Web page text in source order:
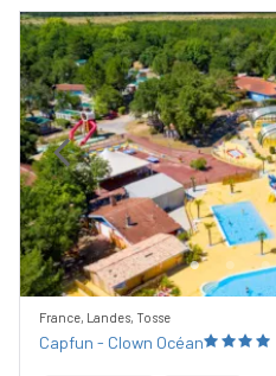
Previous
France, Landes, Tosse
Capfun - Clown Océan